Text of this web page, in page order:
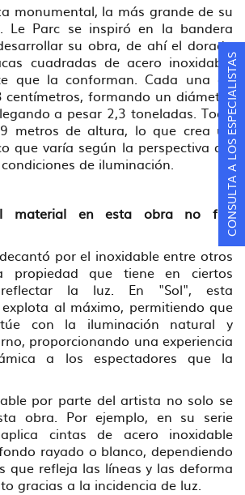
monumental, la más grande de su
Le Parc se inspiró en la bandera
su obra, de ahí el dorado
cuadradas de acero inoxidable
que la conforman. Cada una de
centímetros, formando un diámetro
a pesar 2,3 toneladas. Todo
metros de altura, lo que crea un
que varía según la perspectiva del
de iluminación.
material en esta obra no fue
por el inoxidable entre otros
propiedad que tiene en ciertos
la luz. En "Sol", esta
al máximo, permitiendo que
con la iluminación natural y
proporcionando una experiencia
a los espectadores que la
por parte del artista no solo se
obra. Por ejemplo, en su serie
aplica cintas de acero inoxidable
rayado o blanco, dependiendo
que refleja las líneas y las deforma
gracias a la incidencia de luz.
CONSULTA A LOS ESPECIALISTAS